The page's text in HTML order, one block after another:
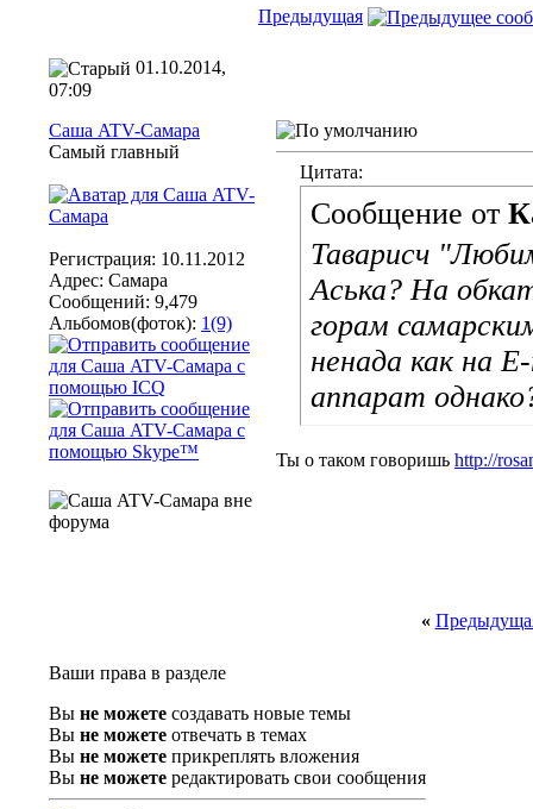
Предыдущая
01.10.2014,
07:09
Саша ATV-Самара
Самый главный
Регистрация: 10.11.2012
Адрес: Самара
Сообщений: 9,479
Альбомов(фоток): 1(9)
Цитата:
Сообщение от
Таварисч
Аська? На
горам
ненада как на
аппарат
Ты о таком говоришь http://
«
Ваши права в разделе
Вы не можете создавать новые темы
Вы не можете отвечать в темах
Вы не можете прикреплять вложения
Вы не можете редактировать свои сообщения